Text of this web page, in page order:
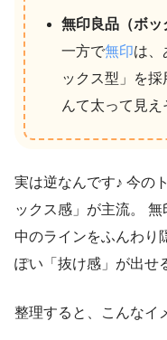
無印良品（ボッ
一方で無印は、
ックス型」を
んて太って見え
実は逆なんです♪ 今の
ックス感」が主流。
中のラインをふんわり
ぽい「抜け感」が出せ
整理すると、こんなイ